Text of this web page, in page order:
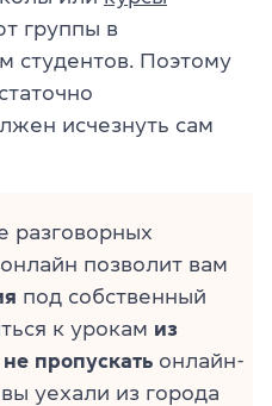
группы в
студентов. Поэтому
исчезнуть сам
разговорных
позволит вам
под собственный
к урокам из
не пропускать онлайн-
уехали из города